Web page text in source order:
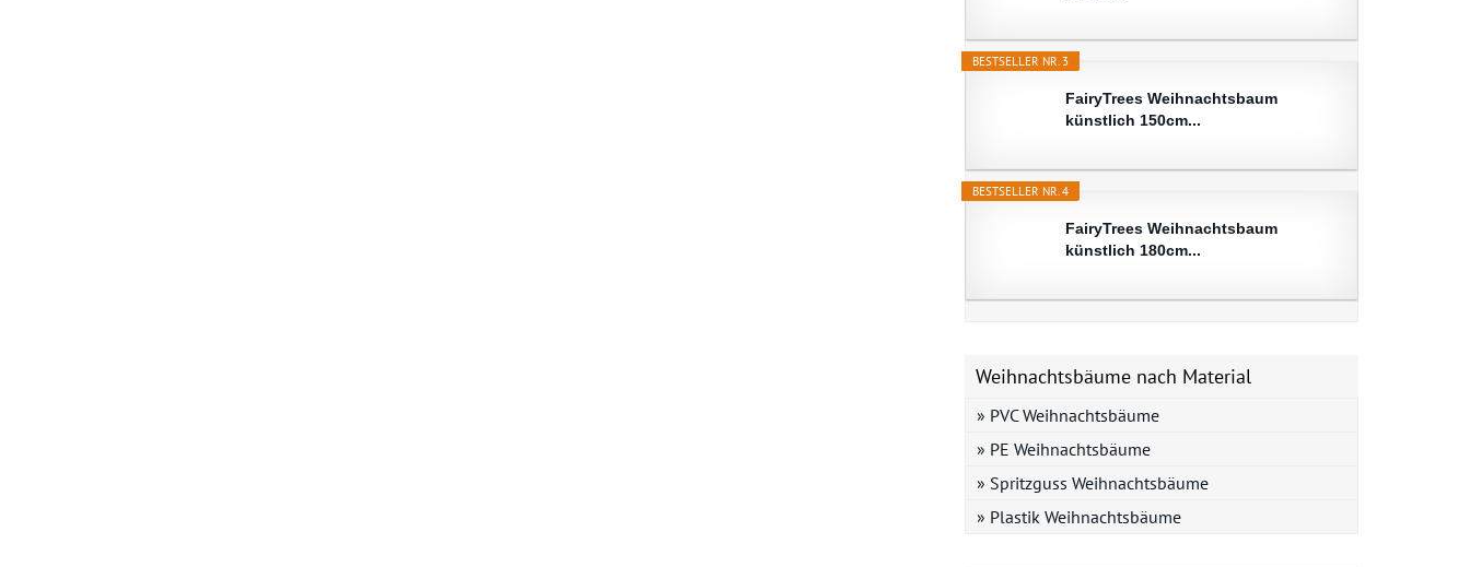
BESTSELLER NR. 3
FairyTrees Weihnachtsbaum
künstlich 150cm...
BESTSELLER NR. 4
FairyTrees Weihnachtsbaum
künstlich 180cm...
Weihnachtsbäume nach Material
» PVC Weihnachtsbäume
» PE Weihnachtsbäume
» Spritzguss Weihnachtsbäume
» Plastik Weihnachtsbäume